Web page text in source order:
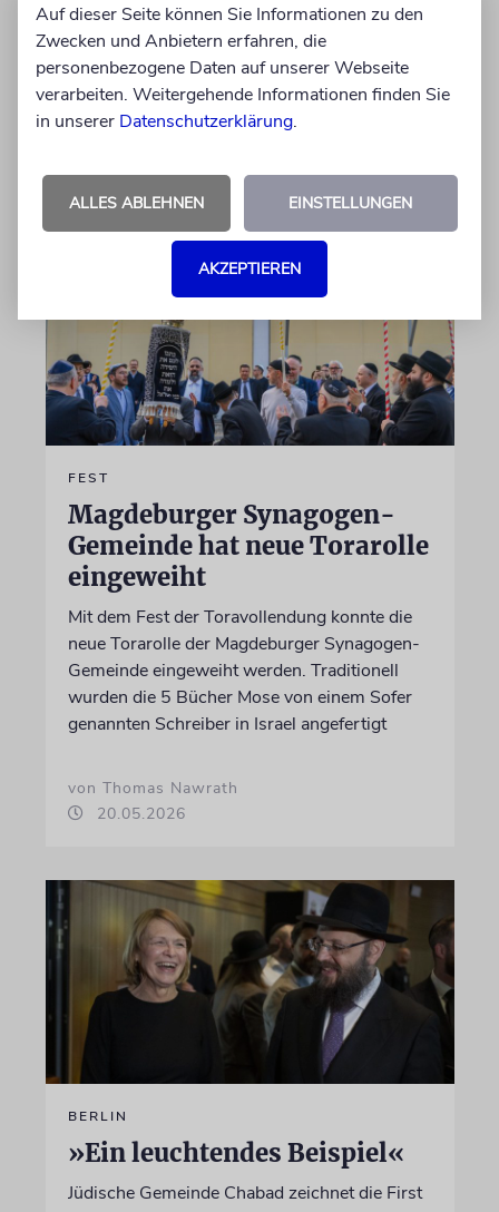
erinnern damit an seinen Einsatz für die
jüdische Gemeinschaft«, sagt der
Vorstandvorsitzende der Gemeinde, Benjamin
Graumann
FEST
Magdeburger Synagogen-
Gemeinde hat neue Torarolle
eingeweiht
Mit dem Fest der Toravollendung konnte die
neue Torarolle der Magdeburger Synagogen-
Gemeinde eingeweiht werden. Traditionell
wurden die 5 Bücher Mose von einem Sofer
genannten Schreiber in Israel angefertigt
von Thomas Nawrath
20.05.2026
BERLIN
»Ein leuchtendes Beispiel«
Jüdische Gemeinde Chabad zeichnet die First
Auf dieser Seite können Sie Informationen zu den
Zwecken und Anbietern erfahren, die
personenbezogene Daten auf unserer Webseite
verarbeiten. Weitergehende Informationen finden Sie
in unserer Datenschutzerklärung.
ALLES ABLEHNEN EINSTELLUNGEN
AKZEPTIEREN